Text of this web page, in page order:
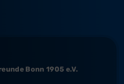
Bonn 1905 e.V.